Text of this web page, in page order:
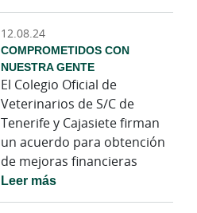
12.08.24
COMPROMETIDOS CON
NUESTRA GENTE
El Colegio Oficial de
Veterinarios de S/C de
Tenerife y Cajasiete firman
un acuerdo para obtención
de mejoras financieras
Leer más